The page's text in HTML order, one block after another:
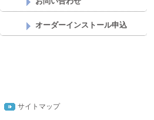
オーダーインストール申込
サイトマップ